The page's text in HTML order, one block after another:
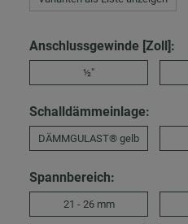
Anschlussgewinde [Zoll]:
½"
Schalldämmeinlage:
DÄMMGULAST® gelb
Spannbereich:
21 - 26 mm